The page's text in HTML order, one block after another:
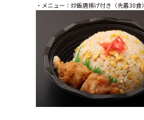
・メニュー：炒飯唐揚げ付き（先着30食）